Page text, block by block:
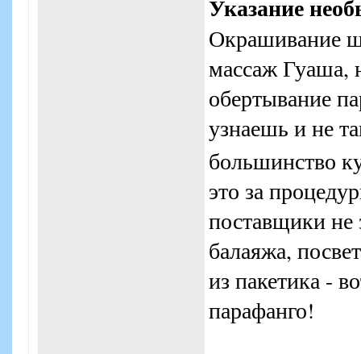
Указание
Окрашивание
массаж Гуаша,
обертывание
узнаешь и не
большинство
это за
поставщики не
балаяжа,
из пакетика -
парафанго!